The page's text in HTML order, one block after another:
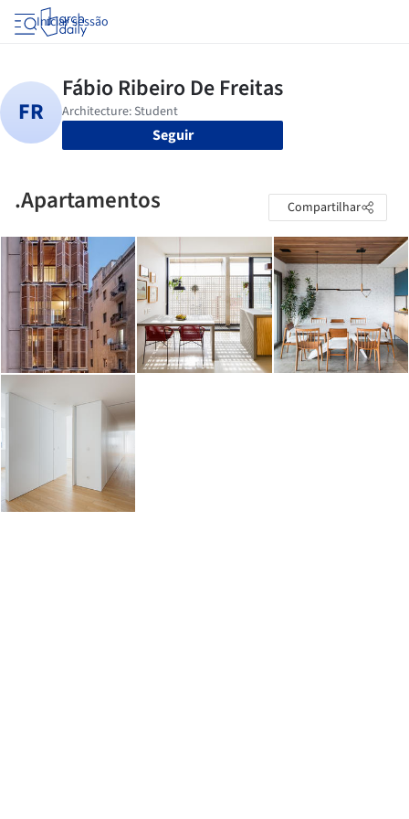
Iniciar sessão
Seguir
.Apartamentos Compartilhar